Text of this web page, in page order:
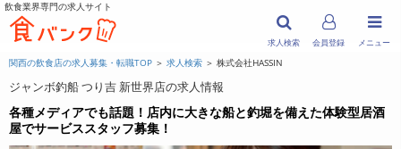
飲食業界専門の求人サイト
メニュー
求人検索 会員登録
関西の飲食店の求人募集・転職TOP ＞ 求人検索 ＞ 株式会社HASSIN
ジャンボ釣船 つり吉 新世界店の求人情報
各種メディアでも話題！店内に大きな船と釣堀を備えた体験型居酒
屋でサービススタッフ募集！